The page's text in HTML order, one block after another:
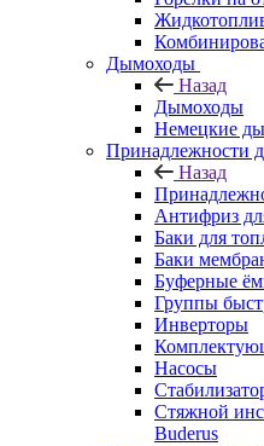
Дымоходы
Назад
Дымоходы
Немецкие
Принадлежности
Назад
Антифриз
Баки для
Баки
Буферные
Группы
Инверторы
Насосы
Стяжной
Buderus